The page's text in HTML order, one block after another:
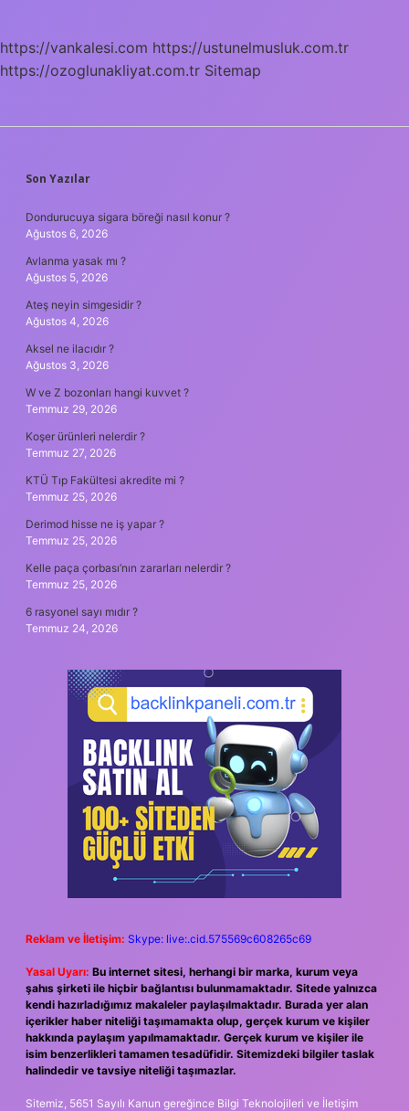
https://vankalesi.com https://ustunelmusluk.com.tr
https://ozoglunakliyat.com.tr Sitemap
SIDEBAR
Son Yazılar
Dondurucuya sigara böreği nasıl konur ?
Ağustos 6, 2026
Avlanma yasak mı ?
Ağustos 5, 2026
Ateş neyin simgesidir ?
Ağustos 4, 2026
Aksel ne ilacıdır ?
Ağustos 3, 2026
W ve Z bozonları hangi kuvvet ?
Temmuz 29, 2026
Koşer ürünleri nelerdir ?
Temmuz 27, 2026
KTÜ Tıp Fakültesi akredite mi ?
Temmuz 25, 2026
Derimod hisse ne iş yapar ?
Temmuz 25, 2026
Kelle paça çorbası’nın zararları nelerdir ?
Temmuz 25, 2026
6 rasyonel sayı mıdır ?
Temmuz 24, 2026
Reklam ve İletişim: Skype: live:.cid.575569c608265c69
Yasal Uyarı: Bu internet sitesi, herhangi bir marka, kurum veya
şahıs şirketi ile hiçbir bağlantısı bulunmamaktadır. Sitede yalnızca
kendi hazırladığımız makaleler paylaşılmaktadır. Burada yer alan
içerikler haber niteliği taşımamakta olup, gerçek kurum ve kişiler
hakkında paylaşım yapılmamaktadır. Gerçek kurum ve kişiler ile
isim benzerlikleri tamamen tesadüfidir. Sitemizdeki bilgiler taslak
halindedir ve tavsiye niteliği taşımazlar.
Sitemiz, 5651 Sayılı Kanun gereğince Bilgi Teknolojileri ve İletişim